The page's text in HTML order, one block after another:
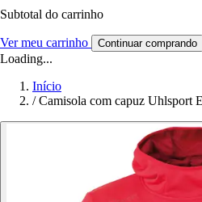
Subtotal do carrinho
Ver meu carrinho Continuar comprando
Loading...
Início
/ Camisola com capuz Uhlsport